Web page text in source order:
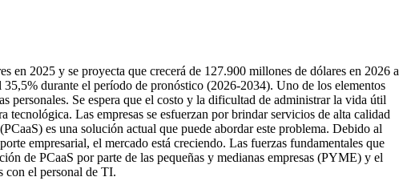
en 2025 y se proyecta que crecerá de 127.900 millones de dólares en 2026 a
durante el período de pronóstico (2026-2034). Uno de los elementos
personales. Se espera que el costo y la dificultad de administrar la vida útil
Las empresas se esfuerzan por brindar servicios de alta calidad
es una solución actual que puede abordar este problema. Debido al
empresarial, el mercado está creciendo. Las fuerzas fundamentales que
de PCaaS por parte de las pequeñas y medianas empresas (PYME) y el
con el personal de TI.